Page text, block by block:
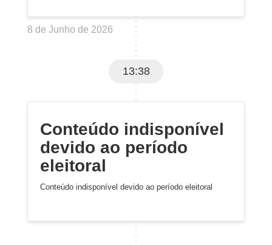
8 de Junho de 2026
13:38
Conteúdo indisponível
devido ao período
eleitoral
Conteúdo indisponível devido ao período eleitoral